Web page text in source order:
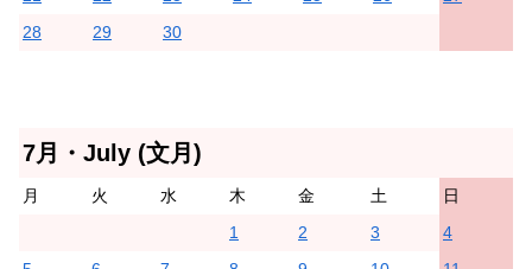
28
29 30
7月・July (文月)
月 火 水 木 金 土
日
1
2 3
4